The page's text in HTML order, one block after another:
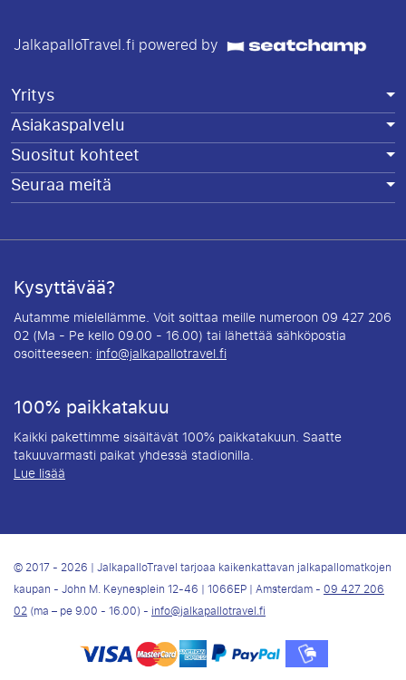
JalkapalloTravel.fi powered by
Yritys
Asiakaspalvelu
Suositut kohteet
Seuraa meitä
Kysyttävää?
Autamme mielellämme. Voit soittaa meille numeroon 09 427 206
02 (Ma - Pe kello 09.00 - 16.00) tai lähettää sähköpostia
osoitteeseen: info@jalkapallotravel.fi
100% paikkatakuu
Kaikki pakettimme sisältävät 100% paikkatakuun. Saatte
takuuvarmasti paikat yhdessä stadionilla.
Lue lisää
© 2017 - 2026 | JalkapalloTravel tarjoaa kaikenkattavan jalkapallomatkojen
kaupan - John M. Keynesplein 12-46 | 1066EP | Amsterdam -09 427 206
02(ma – pe 9.00 - 16.00) -info@jalkapallotravel.fi